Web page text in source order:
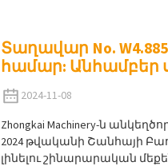
Տաղավար No. W4.885
համար: Անհամբեր
2024-11-08
Zhongkai Machinery-ն
2024 թվականի Շանհայի
լինելու շինարարական